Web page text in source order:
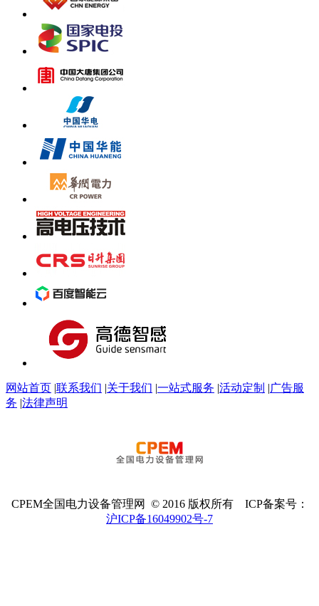
网站首页 |联系我们 |关于我们 |一站式服务 |活动定制 |广告服
务 |法律声明
CPEM全国电力设备管理网 © 2016 版权所有 ICP备案号：
沪ICP备16049902号-7